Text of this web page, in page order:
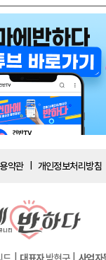
약관 개인정보처리방침